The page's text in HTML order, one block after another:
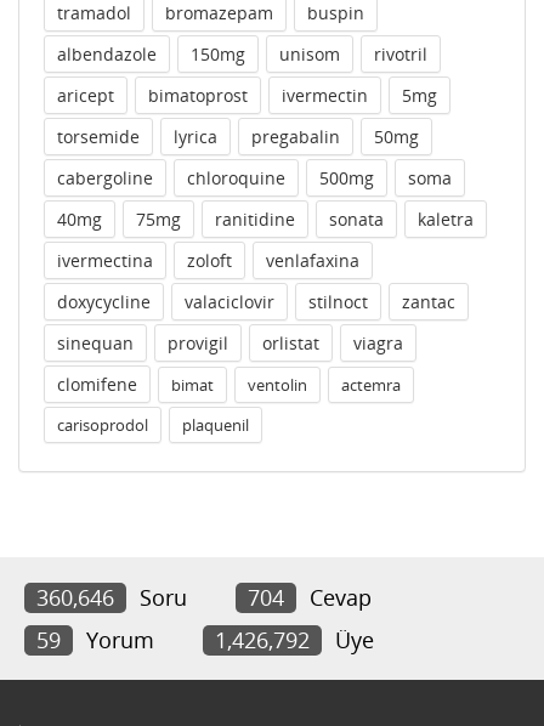
tramadol
bromazepam
buspin
albendazole
150mg unisom
rivotril
aricept
bimatoprost ivermectin
5mg
torsemide
lyrica pregabalin
50mg
cabergoline
chloroquine 500mg
soma
40mg
75mg ranitidine sonata
kaletra
ivermectina
zoloft
venlafaxina
doxycycline
valaciclovir stilnoct
zantac
sinequan
provigil orlistat
viagra
clomifene
bimat ventolin
actemra
carisoprodol
plaquenil
360,646 Soru 704
Cevap
59
Yorum 1,426,792 Üye